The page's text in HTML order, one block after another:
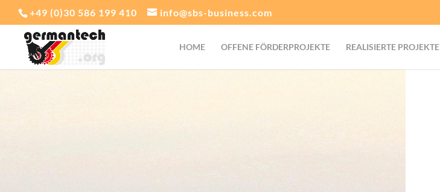
+49 (0)30 586 199 410 info@sbs-business.com
HOME OFFENE FÖRDERPROJEKTE REALISIERTE PROJEKTE